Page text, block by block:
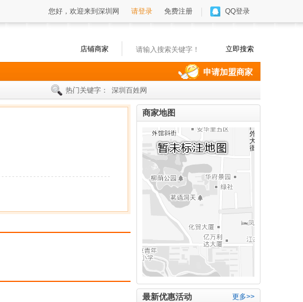
您好，欢迎来到深圳网 请登录 免费注册 QQ登录
店铺商家
申请加盟商家
热门关键字： 深圳百姓网
商家地图
更多>>
最新优惠活动